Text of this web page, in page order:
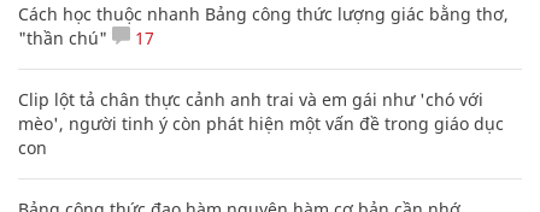
Cách học thuộc nhanh Bảng công thức lượng giác bằng thơ,
"thần chú"
17
Clip lột tả chân thực cảnh anh trai và em gái như 'chó với
mèo', người tinh ý còn phát hiện một vấn đề trong giáo dục
con